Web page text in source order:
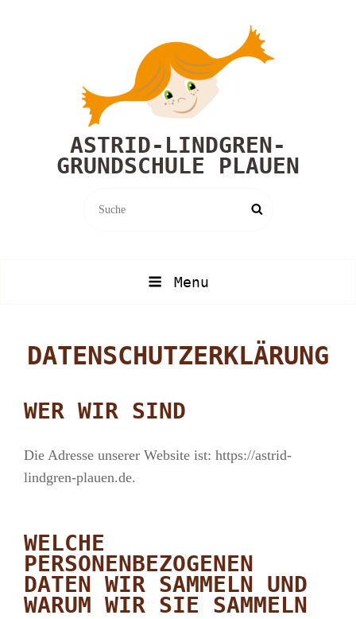
ASTRID-LINDGREN-
GRUNDSCHULE PLAUEN
Menu
DATENSCHUTZERKLÄRUNG
WER WIR SIND
Die Adresse unserer Website ist: https://astrid-
lindgren-plauen.de.
WELCHE
PERSONENBEZOGENEN
DATEN WIR SAMMELN UND
WARUM WIR SIE SAMMELN